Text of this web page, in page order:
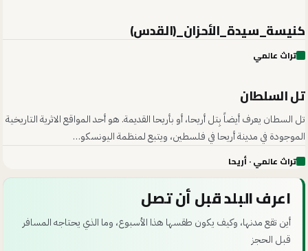
05
كنيسة_سيدة_الأحزان_(القدس)
تراث عالمي
06
تل السلطان
تل السطان يعرف أيضاً بِتل أريحا، أو بأريحا القديمة. هو أحد المواقع الاثرية التاريخية
الموجودة في مدينة أريحا في فلسطين، ويتبع لمنظمة اليونسكو…
تراث عالمي· أريحا
اعرف البلد قبل أن تصل
أين تقع مدنها، وكيف يكون طقسها هذا الأسبوع، وما الذي يحتاجه المسافر
قبل الحجز